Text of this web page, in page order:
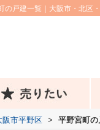
の戸建一覧｜大阪市・北区
阪市平野区 > 平野宮町